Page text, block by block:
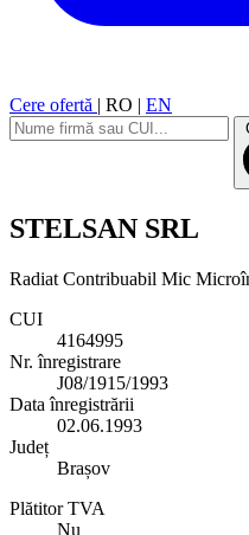
Cere ofertă | RO | EN
STELSAN SRL
Radiat Contribuabil Mic
CUI
4164995
Nr. înregistrare
J08/1915/1993
Data înregistrării
02.06.1993
Județ
Brașov
Plătitor TVA
Nu